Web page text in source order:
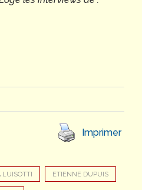
Imprimer
LUISOTTI ETIENNE DUPUIS